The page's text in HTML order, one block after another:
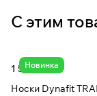
С этим
Новинка
1 521 ₽
Носки Dynafit